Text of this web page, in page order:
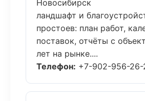
Новосибирск
ландшафт и
простоев: план работ,
поставок, отчёты с
лет на рынке....
Телефон: +7-902-956-26-